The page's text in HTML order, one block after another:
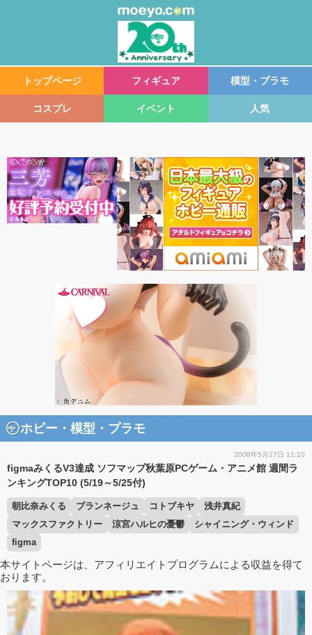
トップページ フィギュア 模型・プラモ
コスプレ イベント 人気
ホビー・模型・プラモ
2008年5月27日 11:10
figmaみくるV3達成 ソフマップ秋葉原PCゲーム・アニメ館 週間ラ
ンキングTOP10 (5/19～5/25付)
朝比奈みくる ブランネージュ コトブキヤ
浅井真紀
マックスファクトリー
涼宮ハルヒの憂鬱
シャイニング・ウィンド
figma
本サイトページは、アフィリエイトプログラムによる収益を得て
おります。